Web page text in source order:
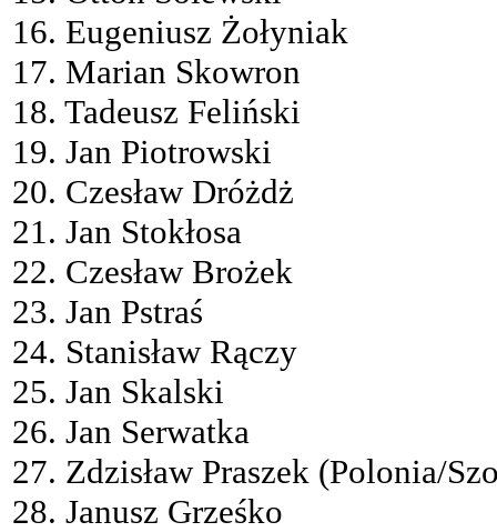
16. Eugeniusz Żołyniak
17. Marian Skowron
18. Tadeusz Feliński
19. Jan Piotrowski
20. Czesław Dróżdż
21. Jan Stokłosa
22. Czesław Brożek
23. Jan Pstraś
24. Stanisław Rączy
25. Jan Skalski
26. Jan Serwatka
27. Zdzisław Praszek (Polonia/
28. Janusz Grześko